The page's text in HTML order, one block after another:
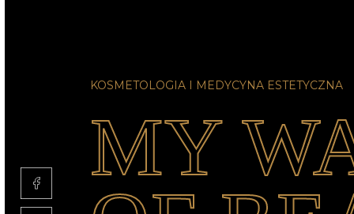
KOSMETOLOGIA I MEDYCYNA ESTETYCZNA
MY